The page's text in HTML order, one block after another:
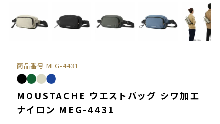
商品番号 MEG-4431
MOUSTACHE ウエストバッグ シワ加工
ナイロン MEG-4431